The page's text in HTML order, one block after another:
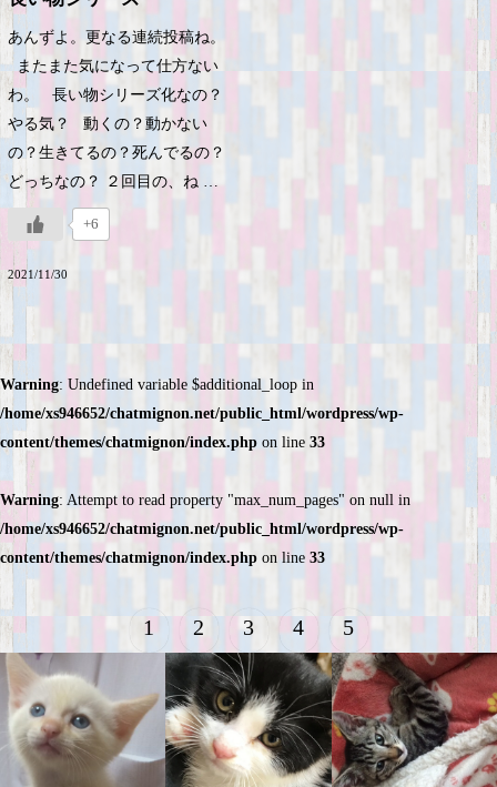
あんずよ。更なる連続投稿ね。
またまた気になって仕方ない
わ。 長い物シリーズ化なの？
やる気？ 動くの？動かない
の？生きてるの？死んでるの？
どっちなの？ ２回目の、ね …
+6
2021/11/30
Warning: Undefined variable $additional_loop in
/home/xs946652/chatmignon.net/public_html/wordpress/wp-
content/themes/chatmignon/index.php on line 33
Warning: Attempt to read property "max_num_pages" on null in
/home/xs946652/chatmignon.net/public_html/wordpress/wp-
content/themes/chatmignon/index.php on line 33
1 2 3 4 5